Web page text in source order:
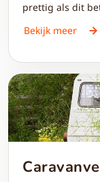
prettig als dit
vervoersmiddel
kaart krijgt u
Bekijk meer